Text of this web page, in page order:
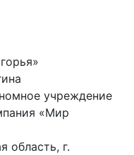
учреждение
«Мир
область, г.